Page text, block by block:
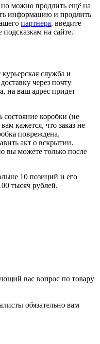
можно продлить ещё на
информацию и продлить
партнера, введите
подсказкам на сайте.
служба и
через почту
на ваш адрес придет
коробки (не
кажется, что заказ не
повреждена,
акт о вскрытии.
вы можете только после
10 позиций и его
тысяч рублей.
вас вопрос по товару
обязательно вам